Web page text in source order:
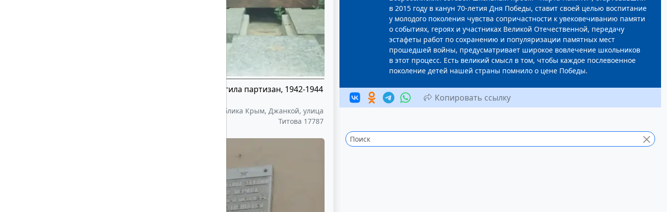
Братская могила партизан, 1942-1944
Россия, Республика Крым, Джанкой, улица
Титова 17787
в 2015 году в канун 70-летия Дня Победы, ставит своей целью воспитание
у молодого поколения чувства сопричастности к увековечиванию памяти
о событиях, героях и участниках Великой Отечественной, передачу
эстафеты работ по сохранению и популяризации памятных мест
прошедшей войны, предусматривает широкое вовлечение школьников
в этот процесс. Есть великий смысл в том, чтобы каждое послевоенное
поколение детей нашей страны помнило о цене Победы.
Копировать ссылку